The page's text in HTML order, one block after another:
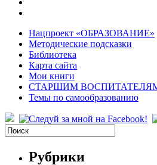
Нацпроект «ОБРАЗОВАНИЕ»
Методические подсказки
Библиотека
Карта сайта
Мои книги
СТАРШИМ
Темы по самообразованию
Рубрики